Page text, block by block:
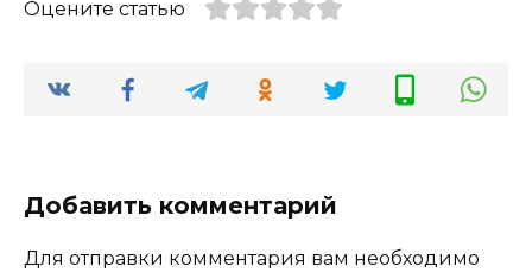
Оцените статью
Добавить комментарий
Для отправки комментария вам необходимо